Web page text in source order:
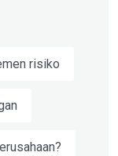
risiko